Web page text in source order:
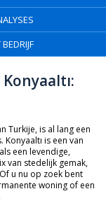
Turkije, is al lang een
is een van
een levendige,
van stedelijk gemak,
u nu op zoek bent
woning of een